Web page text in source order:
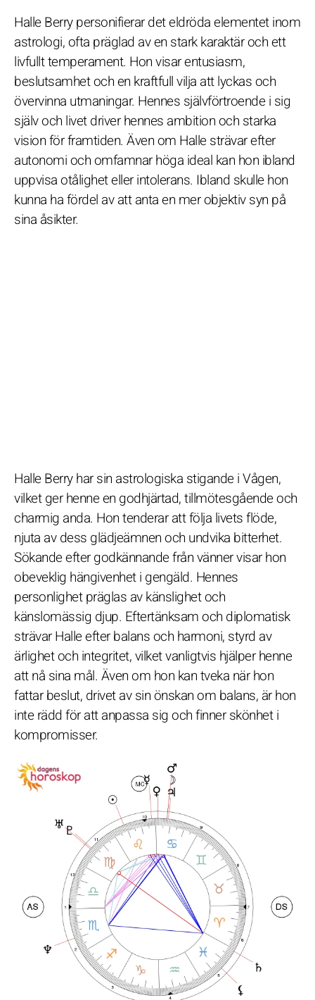
Halle Berry personifierar det eldröda elementet inom
astrologi, ofta präglad av en stark karaktär och ett
livfullt temperament. Hon visar entusiasm,
beslutsamhet och en kraftfull vilja att lyckas och
övervinna utmaningar. Hennes självförtroende i sig
själv och livet driver hennes ambition och starka
vision för framtiden. Även om Halle strävar efter
autonomi och omfamnar höga ideal kan hon ibland
uppvisa otålighet eller intolerans. Ibland skulle hon
kunna ha fördel av att anta en mer objektiv syn på
sina åsikter.
Halle Berry har sin astrologiska stigande i Vågen,
vilket ger henne en godhjärtad, tillmötesgående och
charmig anda. Hon tenderar att följa livets flöde,
njuta av dess glädjeämnen och undvika bitterhet.
Sökande efter godkännande från vänner visar hon
obeveklig hängivenhet i gengäld. Hennes
personlighet präglas av känslighet och
känslomässig djup. Eftertänksam och diplomatisk
strävar Halle efter balans och harmoni, styrd av
ärlighet och integritet, vilket vanligtvis hjälper henne
att nå sina mål. Även om hon kan tveka när hon
fattar beslut, drivet av sin önskan om balans, är hon
inte rädd för att anpassa sig och finner skönhet i
kompromisser.